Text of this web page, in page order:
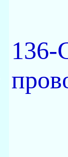
136-